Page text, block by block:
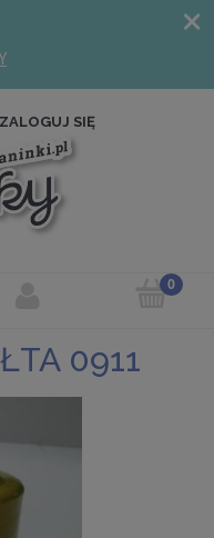
ZALOGUJ SIĘ
0911